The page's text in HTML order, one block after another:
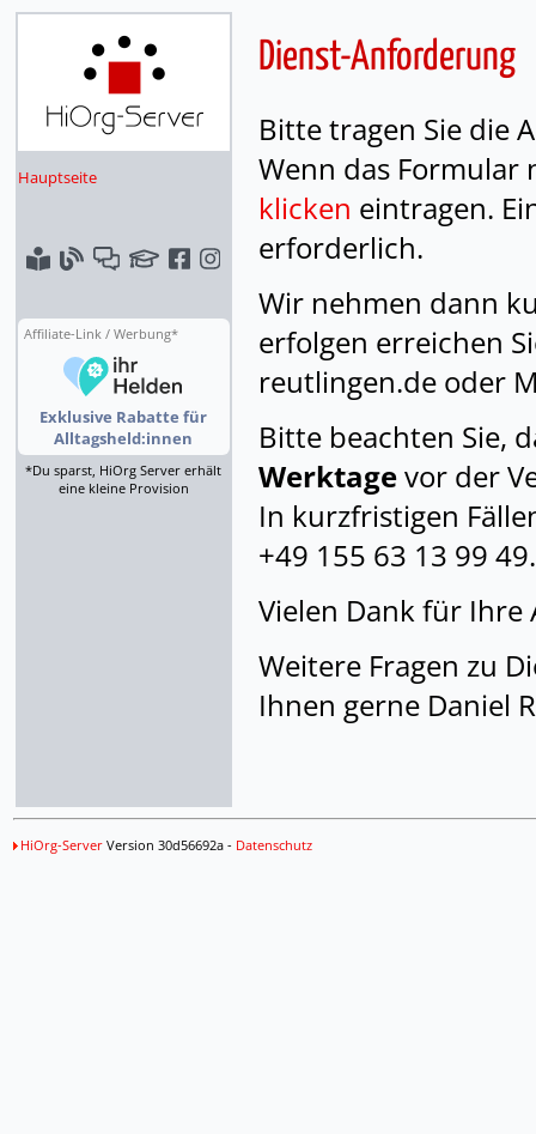
Hauptseite
Affiliate-Link / Werbung*
Exklusive Rabatte für
Alltagsheld:innen
*Du sparst, HiOrg Server erhält
eine kleine Provision
Dienst-Anforderung
Bitte tragen Sie die
Wenn das Formular
klicken eintragen.
erforderlich.
Wir nehmen dann
erfolgen erreichen
reutlingen.de oder
Bitte beachten Sie,
Werktagevor der
In kurzfristigen
+49 155 63 13 99 49.
Vielen Dank für Ihre
Weitere Fragen zu
Ihnen gerne Daniel
HiOrg-ServerVersion 30d56692a - Datenschutz